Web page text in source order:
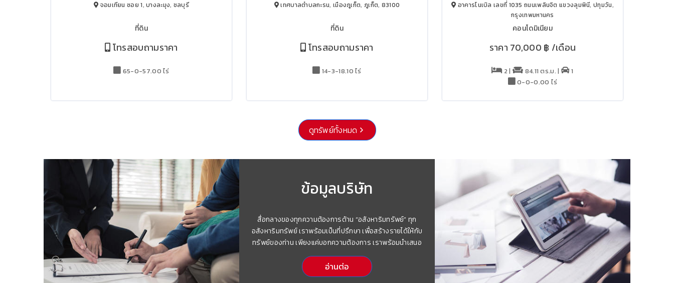
จอมเทียน ซอย 1, บางละมุง, ชลบุรี
ที่ดิน
โทรสอบถามราคา
65-0-57.00 ไร่
เทศบาลตำบลกะรน, เมืองภูเก็ต, ภูเก็ต, 83100
ที่ดิน
โทรสอบถามราคา
14-3-18.10 ไร่
อาคารโนเบิล เลขที่ 1035 ถนนเพลินจิต แขวงลุมพินี, ปทุมวัน,
กรุงเทพมหานคร
คอนโดมิเนียม
ราคา 70,000 ฿ /เดือน
2 | 84.11 ตร.ม. |
1
0-0-0.00 ไร่
ดูทรัพย์ทั้งหมด
ข้อมูลบริษัท
สื่อกลางของทุกความต้องการด้าน “อสังหาริมทรัพย์” ทุก
อสังหาริมทรัพย์ เราพร้อมเป็นที่ปรึกษา เพื่อสร้างรายได้ให้กับ
ทรัพย์ของท่าน เพียงแค่บอกความต้องการ เราพร้อมนำเสนอ
อ่านต่อ